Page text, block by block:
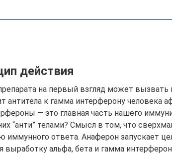
действия
на первый взгляд может вызвать
антитела к гамма интерферону человека
— это главная часть нашего
“анти” телами? Смысл в том, что
иммунного ответа. Анаферон запускает
выработку альфа, бета и гамма